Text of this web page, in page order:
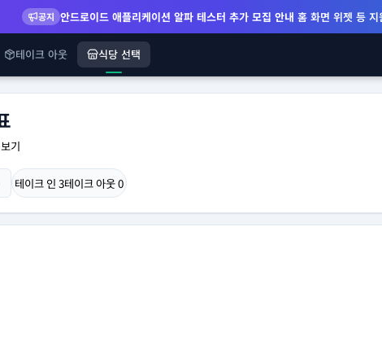
공지 안드로이드 애플리케이션 알파 테스터 추가 모집 안내 홈 화면 위젯 등 지
테이크 아웃 식당 선택
기
테이크 인 3테이크 아웃0